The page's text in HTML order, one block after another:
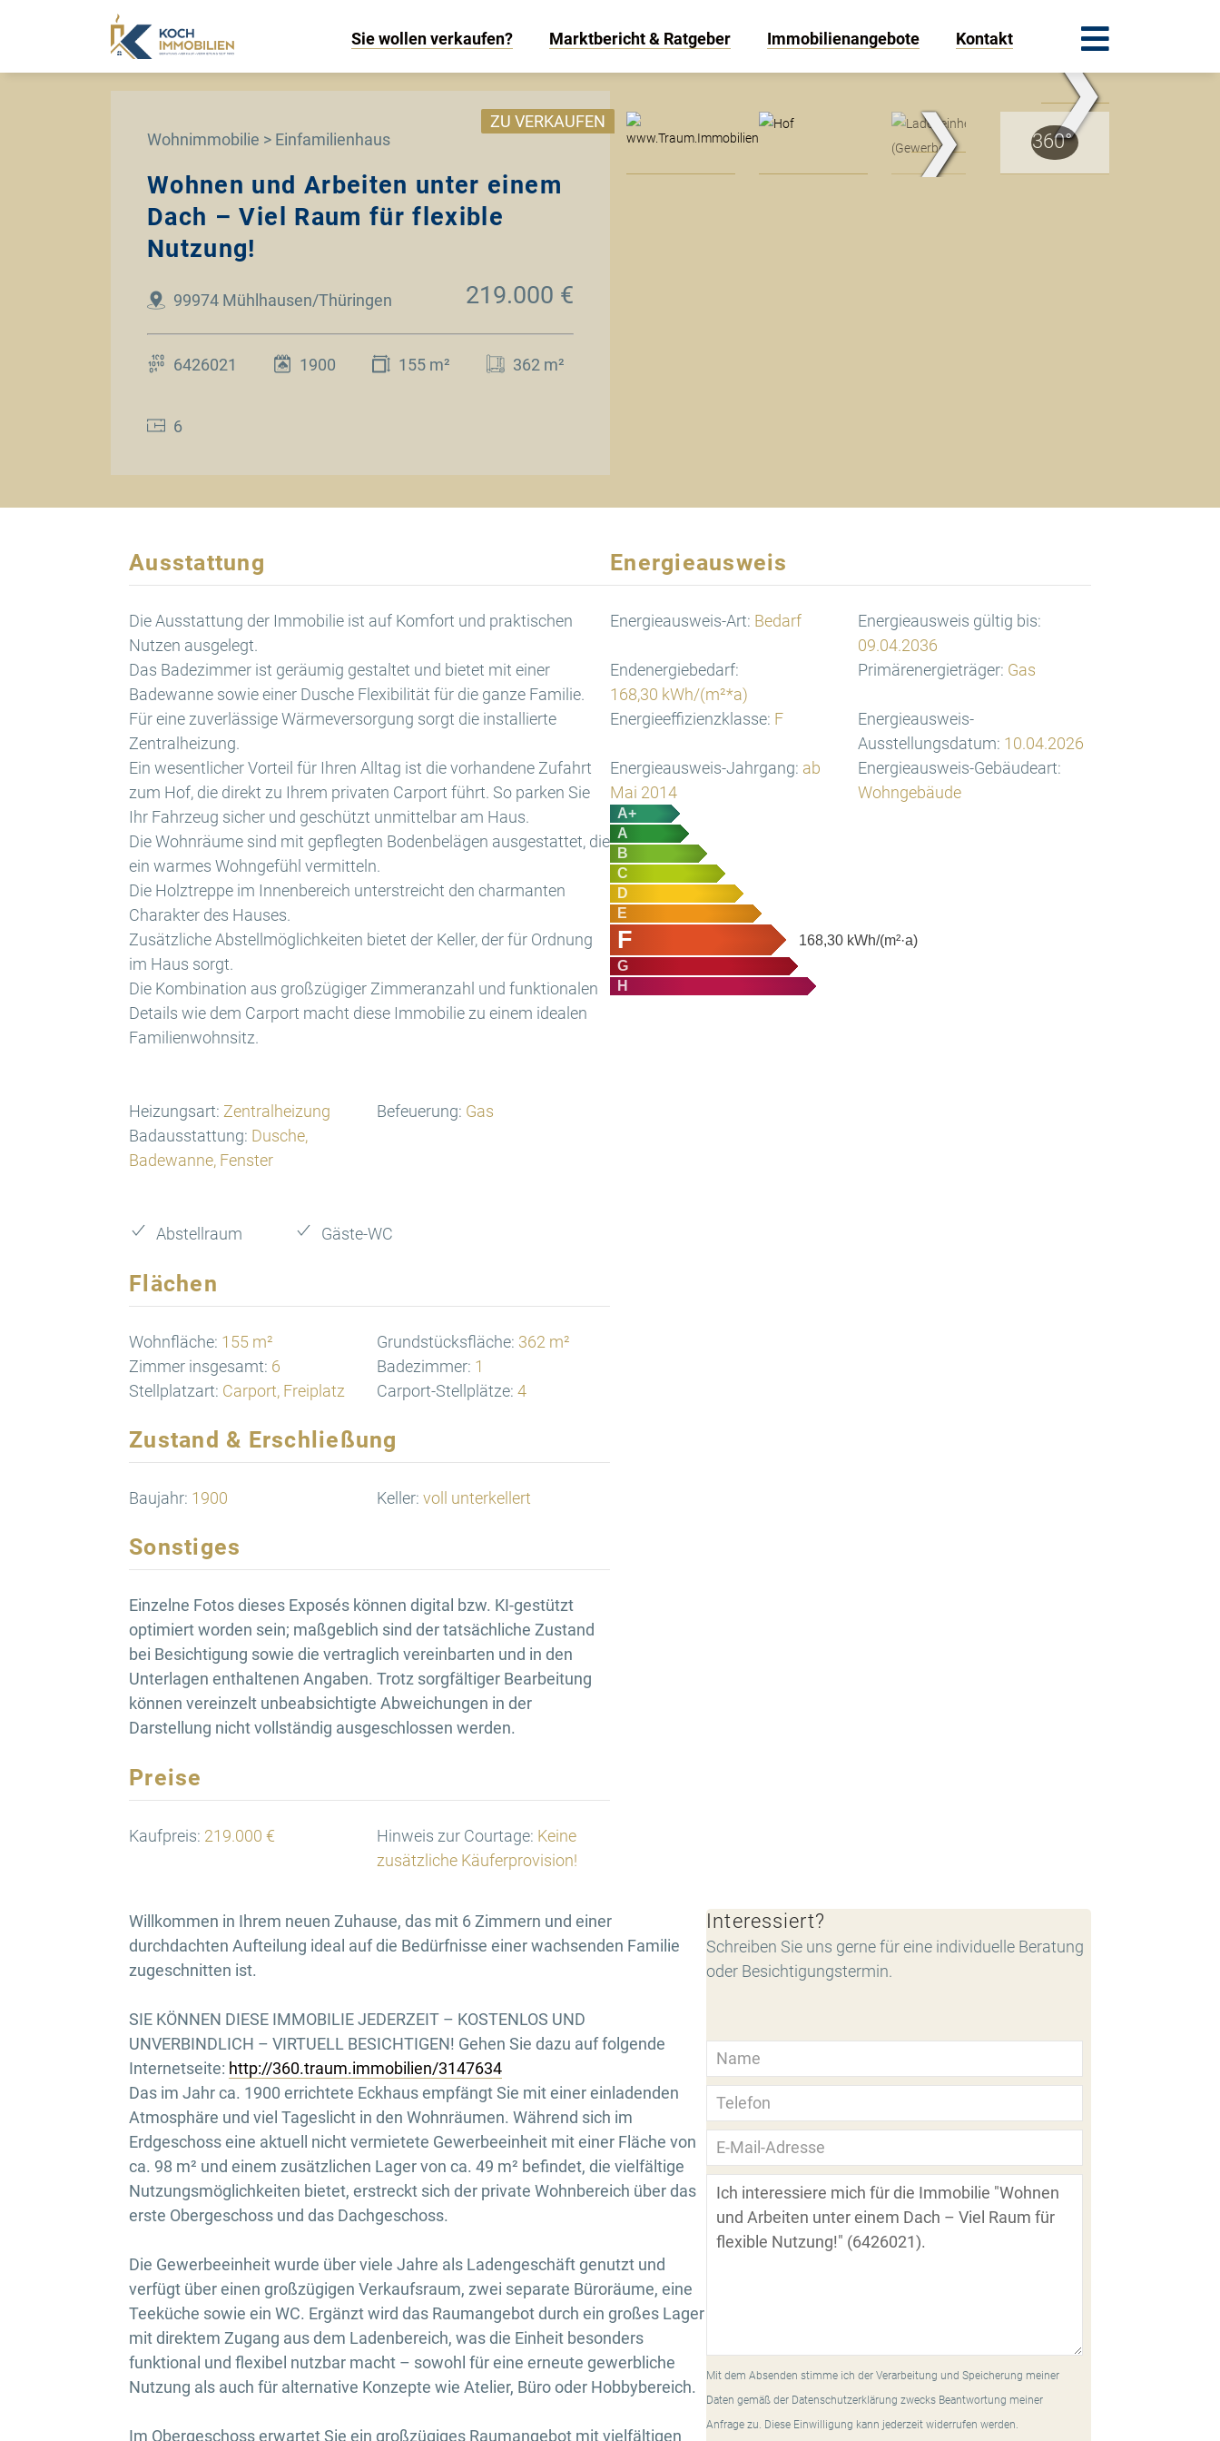
Sie wollen verkaufen? Marktbericht & Ratgeber Immobilienangebote Kontakt
Wohnimmobilie > Einfamilienhaus
ZU VERKAUFEN
Wohnen und Arbeiten unter einem
Dach – Viel Raum für flexible
Nutzung!
99974 Mühlhausen/Thüringen 219.000 €
6426021 1900 155 m² 362 m²
6
www.Traum.Immobilien ❯
❯
Ausstattung
Die Ausstattung der Immobilie ist auf Komfort und praktischen
Nutzen ausgelegt.
Das Badezimmer ist geräumig gestaltet und bietet mit einer
Badewanne sowie einer Dusche Flexibilität für die ganze Familie.
Für eine zuverlässige Wärmeversorgung sorgt die installierte
Zentralheizung.
Ein wesentlicher Vorteil für Ihren Alltag ist die vorhandene Zufahrt
zum Hof, die direkt zu Ihrem privaten Carport führt. So parken Sie
Ihr Fahrzeug sicher und geschützt unmittelbar am Haus.
Die Wohnräume sind mit gepflegten Bodenbelägen ausgestattet, die
ein warmes Wohngefühl vermitteln.
Die Holztreppe im Innenbereich unterstreicht den charmanten
Charakter des Hauses.
Zusätzliche Abstellmöglichkeiten bietet der Keller, der für Ordnung
im Haus sorgt.
Die Kombination aus großzügiger Zimmeranzahl und funktionalen
Details wie dem Carport macht diese Immobilie zu einem idealen
Familienwohnsitz.
Heizungsart: Zentralheizung Befeuerung: Gas
Badausstattung: Dusche,
Badewanne, Fenster
Abstellraum Gäste-WC
Flächen
Wohnfläche: 155 m² Grundstücksfläche: 362 m²
Zimmer insgesamt: 6 Badezimmer: 1
Stellplatzart: Carport, Freiplatz Carport-Stellplätze: 4
Zustand & Erschließung
Baujahr: 1900 Keller: voll unterkellert
Sonstiges
Einzelne Fotos dieses Exposés können digital bzw. KI-gestützt
optimiert worden sein; maßgeblich sind der tatsächliche Zustand
bei Besichtigung sowie die vertraglich vereinbarten und in den
Unterlagen enthaltenen Angaben. Trotz sorgfältiger Bearbeitung
können vereinzelt unbeabsichtigte Abweichungen in der
Darstellung nicht vollständig ausgeschlossen werden.
Preise
Kaufpreis: 219.000 € Hinweis zur Courtage: Keine
zusätzliche Käuferprovision!
Energieausweis
Energieausweis-Art: Bedarf
Energieausweis gültig bis:
09.04.2036
Endenergiebedarf:
168,30 kWh/(m²*a)
Primärenergieträger: Gas
Energieeffizienzklasse: F
Energieausweis-
Ausstellungsdatum: 10.04.2026
Energieausweis-Jahrgang: ab
Mai 2014
Energieausweis-Gebäudeart:
Wohngebäude
A+
A
B
C
D
E
F 168,30 kWh/(m²·a)
G
H
Willkommen in Ihrem neuen Zuhause, das mit 6 Zimmern und einer
durchdachten Aufteilung ideal auf die Bedürfnisse einer wachsenden Familie
zugeschnitten ist.
SIE KÖNNEN DIESE IMMOBILIE JEDERZEIT – KOSTENLOS UND
UNVERBINDLICH – VIRTUELL BESICHTIGEN! Gehen Sie dazu auf folgende
Internetseite: http://360.traum.immobilien/3147634
Das im Jahr ca. 1900 errichtete Eckhaus empfängt Sie mit einer einladenden
Atmosphäre und viel Tageslicht in den Wohnräumen. Während sich im
Erdgeschoss eine aktuell nicht vermietete Gewerbeeinheit mit einer Fläche von
ca. 98 m² und einem zusätzlichen Lager von ca. 49 m² befindet, die vielfältige
Nutzungsmöglichkeiten bietet, erstreckt sich der private Wohnbereich über das
erste Obergeschoss und das Dachgeschoss.
Die Gewerbeeinheit wurde über viele Jahre als Ladengeschäft genutzt und
verfügt über einen großzügigen Verkaufsraum, zwei separate Büroräume, eine
Teeküche sowie ein WC. Ergänzt wird das Raumangebot durch ein großes Lager
mit direktem Zugang aus dem Ladenbereich, was die Einheit besonders
funktional und flexibel nutzbar macht – sowohl für eine erneute gewerbliche
Nutzung als auch für alternative Konzepte wie Atelier, Büro oder Hobbybereich.
Im Obergeschoss erwartet Sie ein großzügiges Raumangebot mit vielfältigen
Interessiert?
Schreiben Sie uns gerne für eine individuelle Beratung
oder Besichtigungstermin.
Mit dem Absenden stimme ich der Verarbeitung und Speicherung meiner
Daten gemäß der Datenschutzerklärung zwecks Beantwortung meiner
Anfrage zu. Diese Einwilligung kann jederzeit widerrufen werden.